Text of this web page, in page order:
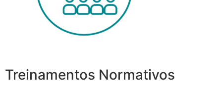
Treinamentos Normativos